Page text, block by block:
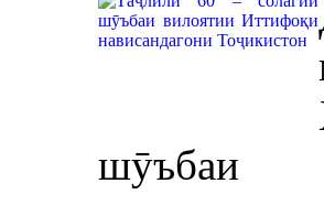
шӯъбаи